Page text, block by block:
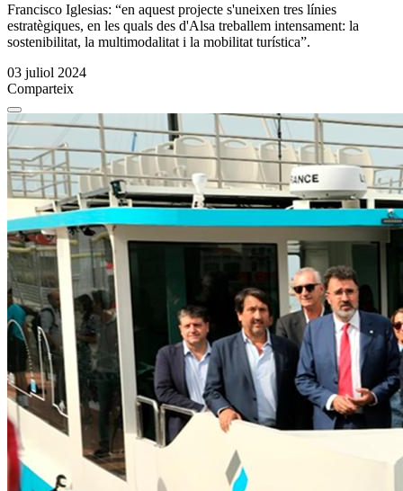
Francisco Iglesias: “en aquest projecte s'uneixen tres línies
estratègiques, en les quals des d'Alsa treballem intensament: la
sostenibilitat, la multimodalitat i la mobilitat turística”.
03 juliol 2024
Comparteix